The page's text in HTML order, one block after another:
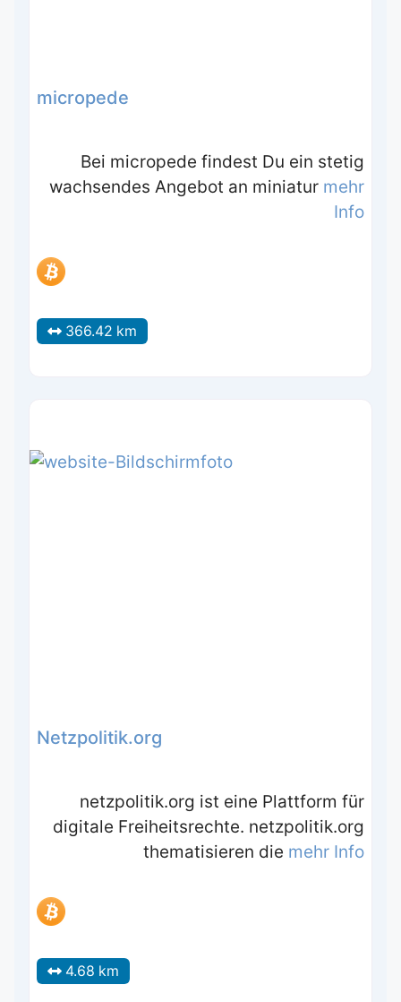
micropede
Bei micropede findest Du ein stetig
wachsendes Angebot an miniatur mehr
Info
366.42 km
Netzpolitik.org
netzpolitik.org ist eine Plattform für
digitale Freiheitsrechte. netzpolitik.org
thematisieren die mehr Info
4.68 km